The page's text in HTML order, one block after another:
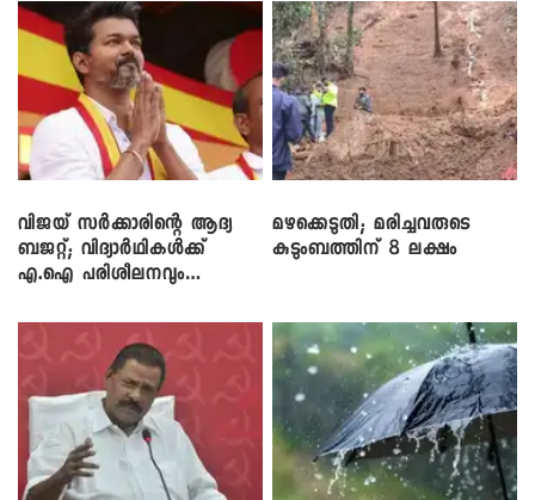
വിജയ് സർക്കാരിന്റെ ആദ്യ
ബജറ്റ്; വിദ്യാർഥികൾക്ക്
എ.ഐ പരിശീലനവും
മഴക്കെടുതി; മരിച്ചവരുടെ
കുടുംബത്തിന് 8 ലക്ഷം